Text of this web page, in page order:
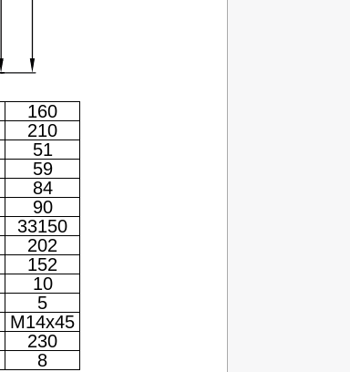
160
210
51
59
84
90
33150
202
152
10
5
M14x45
230
8